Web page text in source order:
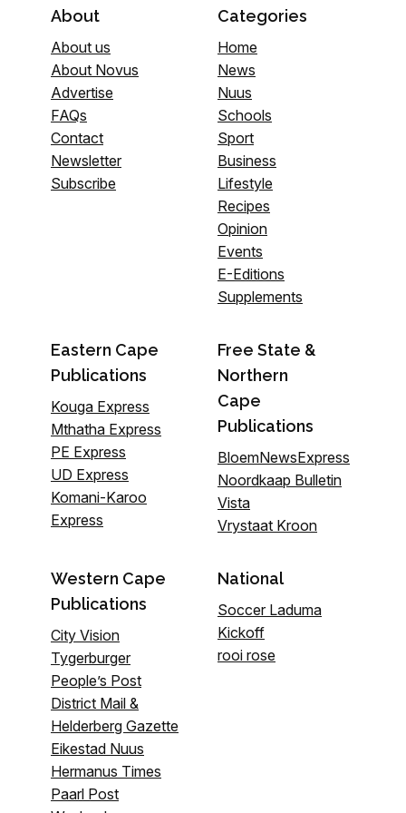
About
About us
About Novus
Advertise
FAQs
Contact
Newsletter
Subscribe
Categories
Home
News
Nuus
Schools
Sport
Business
Lifestyle
Recipes
Opinion
Events
E-Editions
Supplements
Eastern Cape
Publications
Kouga Express
Mthatha Express
PE Express
UD Express
Komani-Karoo
Express
Free State &
Northern
Cape
Publications
BloemNewsExpress
Noordkaap Bulletin
Vista
Vrystaat Kroon
Western Cape
Publications
City Vision
Tygerburger
People’s Post
District Mail &
Helderberg Gazette
Eikestad Nuus
Hermanus Times
Paarl Post
National
Soccer Laduma
Kickoff
rooi rose